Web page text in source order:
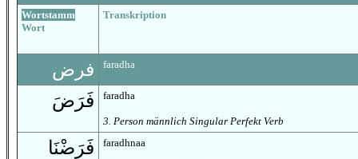
Wortstamm
Wort
Transkription
فرض faradha
فَرَضَ faradha
3. Person männlich Singular Perfekt Verb
فَرَضْنَا faradhnaa